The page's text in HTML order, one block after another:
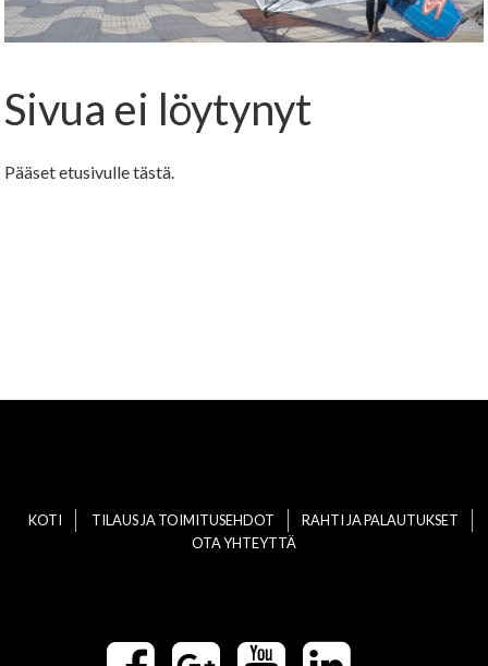
Sivua ei löytynyt
Pääset etusivulletästä.
KOTI TILAUS JA TOIMITUSEHDOT
RAHTI JA PALAUTUKSET
OTA YHTEYTTÄ